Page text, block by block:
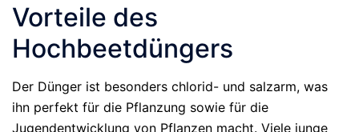
Vorteile des
Hochbeetdüngers
Der Dünger ist besonders chlorid- und salzarm, was
ihn perfekt für die Pflanzung sowie für die
Jugendentwicklung von Pflanzen macht. Viele junge